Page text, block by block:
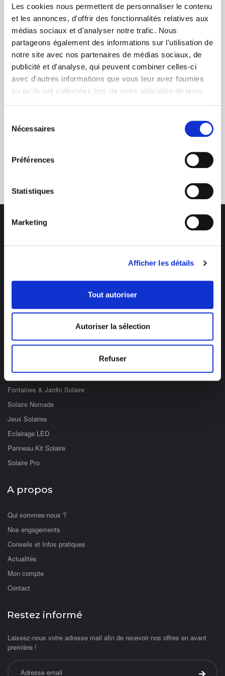
Les cookies nous permettent de personnaliser le contenu
et les annonces, d'offrir des fonctionnalités relatives aux
médias sociaux et d'analyser notre trafic. Nous
partageons également des informations sur l'utilisation de
notre site avec nos partenaires de médias sociaux, de
publicité et d'analyse, qui peuvent combiner celles-ci
avec d'autres informations que vous leur avez fournies
ou qu'ils ont collectées lors de votre utilisation de leurs
Nécessaires
Préférences
Statistiques
Marketing
Afficher les détails
Tout autoriser
Autoriser la sélection
Refuser
+ de 10 ans d'expertise
dans le photovoltaïque
Des professionnels à votre écoute
03 89 59 05 50
Ouvert du lundi au vendredi
de 8h à 12h et de 14h à 17h
Décoration Solaire
Fontaines & Jardin Solaire
Solaire Nomade
Jeux Solaires
Eclairage LED
Panneau Kit Solaire
Solaire Pro
A propos
Qui sommes-nous ?
Nos engagements
Conseils et Infos pratiques
Actualités
Mon compte
Contact
Restez informé
Laissez-nous votre adresse mail afin de recevoir nos offres en avant
première !
Adresse email